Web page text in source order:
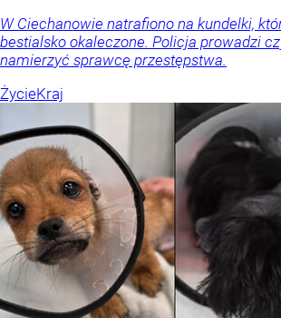
W Ciechanowie natrafiono na kundelki,
bestialsko okaleczone. Policja prowadzi
namierzyć sprawcę przestępstwa.
ŻycieKraj